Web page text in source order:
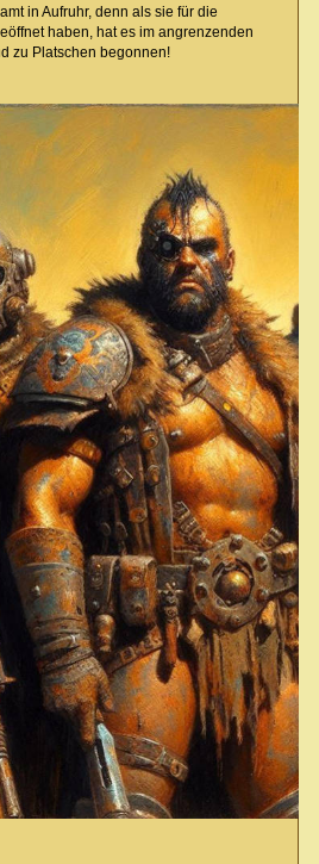
in Aufruhr, denn als sie für die
haben, hat es im angrenzenden
zu Platschen begonnen!